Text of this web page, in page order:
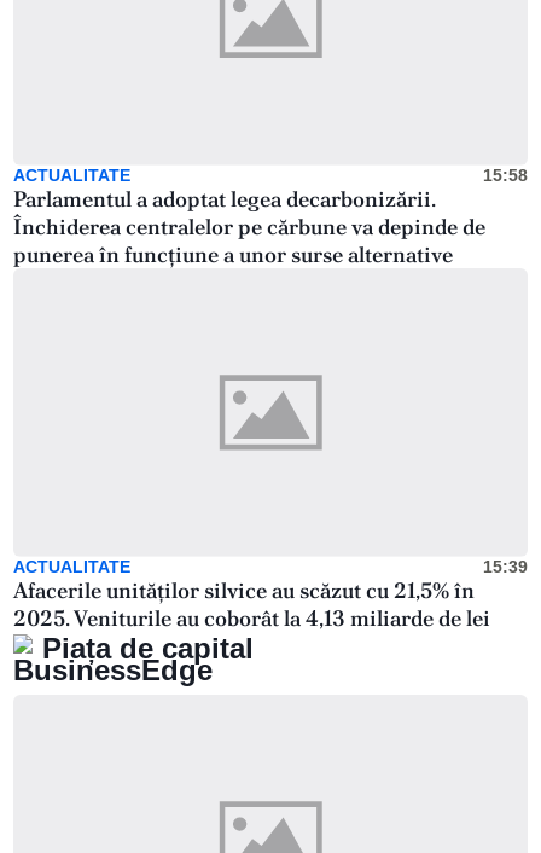
ACTUALITATE 15:58
Parlamentul a adoptat legea decarbonizării.
Închiderea centralelor pe cărbune va depinde de
punerea în funcțiune a unor surse alternative
ACTUALITATE 15:39
Afacerile unităților silvice au scăzut cu 21,5% în
2025. Veniturile au coborât la 4,13 miliarde de lei
Piața de capital